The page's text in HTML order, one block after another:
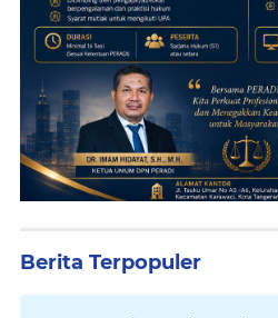
Berita Terpopuler